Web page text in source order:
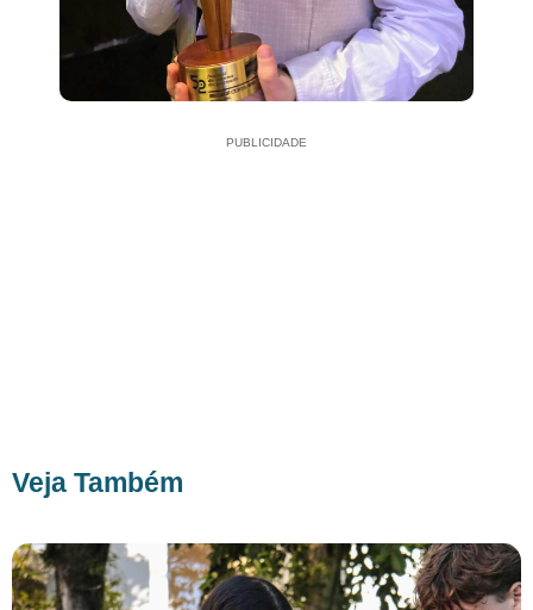
PUBLICIDADE
Veja Também